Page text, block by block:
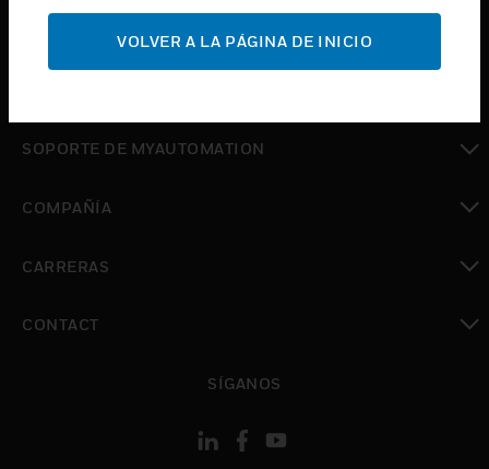
Cambiar vista
Cambiar vista
SOPORTE DE MYAUTOMATION
COMPAÑÍA
CARRERAS
CONTACT
SÍGANOS
VOLVER A LA PÁGINA DE INICIO